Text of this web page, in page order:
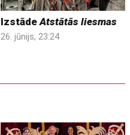
IzstādeAtstātās liesmas
26. jūnijs, 23:24